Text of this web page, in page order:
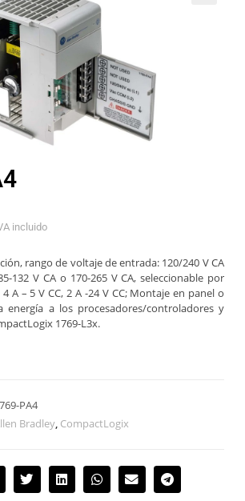
incluido
rango de voltaje de entrada: 120/240 V CA
132 V CA o 170-265 V CA, seleccionable por
A – 5 V CC, 2 A -24 V CC; Montaje en panel o
energía a los procesadores/controladores y
1769-L3x.
PA4
Bradley, CompactLogix